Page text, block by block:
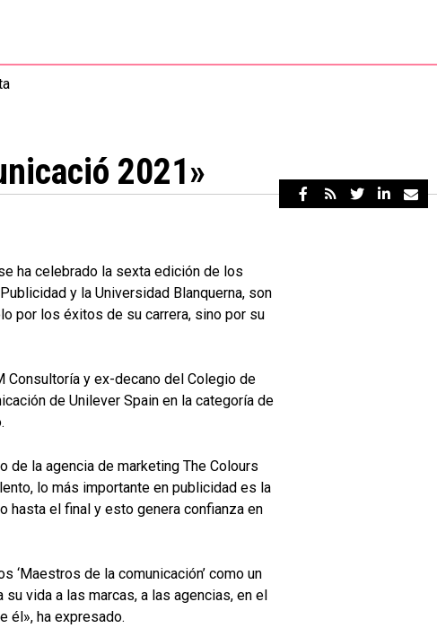
2021»
ha celebrado la sexta edición de los
y la Universidad Blanquerna, son
por los éxitos de su carrera, sino por su
Consultoría y ex-decano del Colegio de
de Unilever Spain en la categoría de
de la agencia de marketing The Colours
lo más importante en publicidad es la
hasta el final y esto genera confianza en
de la comunicación’ como un
vida a las marcas, a las agencias, en el
él», ha expresado.